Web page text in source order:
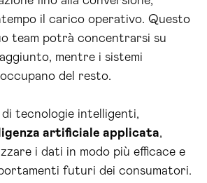
il carico operativo. Questo
team potrà concentrarsi su
mentre i sistemi
del resto.
di tecnologie intelligenti,
artificiale applicata,
i dati in modo più efficace e
futuri dei consumatori.